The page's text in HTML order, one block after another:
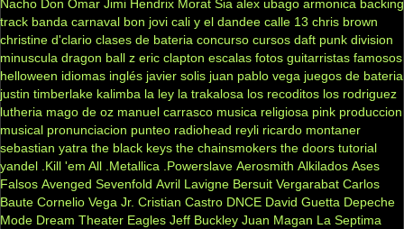
Nacho Don Omar Jimi Hendrix Morat Sia alex ubago armonica backing
track banda carnaval bon jovi cali y el dandee calle 13 chris brown
christine d'clario clases de bateria concurso cursos daft punk division
minuscula dragon ball z eric clapton escalas fotos guitarristas famosos
helloween idiomas inglés javier solis juan pablo vega juegos de bateria
justin timberlake kalimba la ley la trakalosa los recoditos los rodriguez
lutheria mago de oz manuel carrasco musica religiosa pink produccion
musical pronunciacion punteo radiohead reyli ricardo montaner
sebastian yatra the black keys the chainsmokers the doors tutorial
yandel .Kill 'em All .Metallica .Powerslave Aerosmith Alkilados Ases
Falsos Avenged Sevenfold Avril Lavigne Bersuit Vergarabat Carlos
Baute Cornelio Vega Jr. Cristian Castro DNCE David Guetta Depeche
Mode Dream Theater Eagles Jeff Buckley Juan Magan La Septima